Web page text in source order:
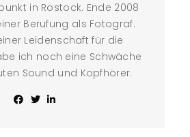
in Rostock. Ende 2008
Berufung als Fotograf.
Leidenschaft für die
ich noch eine Schwäche
Sound und Kopfhörer.